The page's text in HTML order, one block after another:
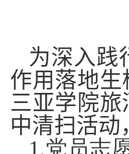
为深入践
作用落地
三亚学院旅
中清扫活
1.党员志